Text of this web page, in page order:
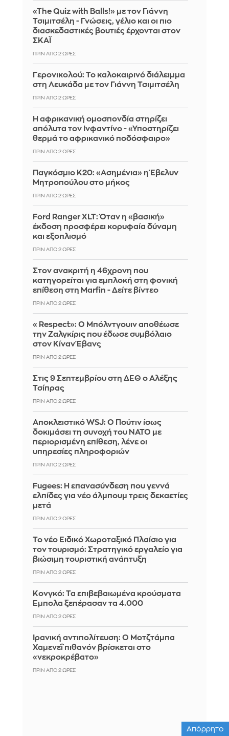
«The Quiz with Balls!» με τον Γιάννη
Τσιμιτσέλη - Γνώσεις, γέλιο και οι πιο
διασκεδαστικές βουτιές έρχονται στον
ΣΚΑΪ
ΠΡΙΝ ΑΠΌ 2 ΏΡΕΣ
Γερονικολού: Το καλοκαιρινό διάλειμμα
στη Λευκάδα με τον Γιάννη Τσιμιτσέλη
ΠΡΙΝ ΑΠΌ 2 ΏΡΕΣ
Η αφρικανική ομοσπονδία στηρίζει
απόλυτα τον Ινφαντίνο - «Υποστηρίζει
θερμά το αφρικανικό ποδόσφαιρο»
ΠΡΙΝ ΑΠΌ 2 ΏΡΕΣ
Παγκόσμιο Κ20: «Ασημένια» η Έβελυν
Μητροπούλου στο μήκος
ΠΡΙΝ ΑΠΌ 2 ΏΡΕΣ
Ford Ranger XLT: Όταν η «βασική»
έκδοση προσφέρει κορυφαία δύναμη
και εξοπλισμό
ΠΡΙΝ ΑΠΌ 2 ΏΡΕΣ
Στον ανακριτή η 46χρονη που
κατηγορείται για εμπλοκή στη φονική
επίθεση στη Marfin - Δείτε βίντεο
ΠΡΙΝ ΑΠΌ 2 ΏΡΕΣ
«Respect»: Ο Μπόλντγουιν αποθέωσε
την Ζαλγκίρις που έδωσε συμβόλαιο
στον Κίναν Έβανς
ΠΡΙΝ ΑΠΌ 2 ΏΡΕΣ
Στις 9 Σεπτεμβρίου στη ΔΕΘ ο Αλέξης
Τσίπρας
ΠΡΙΝ ΑΠΌ 2 ΏΡΕΣ
Αποκλειστικό WSJ: Ο Πούτιν ίσως
δοκιμάσει τη συνοχή του ΝΑΤΟ με
περιορισμένη επίθεση, λένε οι
υπηρεσίες πληροφοριών
ΠΡΙΝ ΑΠΌ 2 ΏΡΕΣ
Fugees: Η επανασύνδεση που γεννά
ελπίδες για νέο άλμπουμ τρεις δεκαετίες
μετά
ΠΡΙΝ ΑΠΌ 2 ΏΡΕΣ
Το νέο Ειδικό Χωροταξικό Πλαίσιο για
τον τουρισμό: Στρατηγικό εργαλείο για
βιώσιμη τουριστική ανάπτυξη
ΠΡΙΝ ΑΠΌ 2 ΏΡΕΣ
Κονγκό: Τα επιβεβαιωμένα κρούσματα
Έμπολα ξεπέρασαν τα 4.000
ΠΡΙΝ ΑΠΌ 2 ΏΡΕΣ
Ιρανική αντιπολίτευση: Ο Μοτζτάμπα
Χαμενεΐ πιθανόν βρίσκεται στο
«νεκροκρέβατο»
ΠΡΙΝ ΑΠΌ 2 ΏΡΕΣ
Απόρρητο